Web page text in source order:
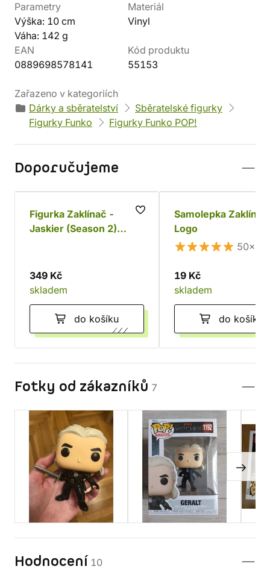
Parametry
Výška: 10 cm
Váha: 142 g
Materiál
Vinyl
EAN
0889698578141
Kód produktu
55153
Zařazeno v kategoriích
Dárky a sběratelství
Sběratelské figurky
Figurky Funko
Figurky Funko POP!
Doporučujeme
Figurka Zaklínač -
Jaskier (Season 2)
349 Kč
skladem
do košíku
Samolepka
Logo
50×
19 Kč
skladem
do košíku
Fotky od zákazníků 7
Hodnocení 10